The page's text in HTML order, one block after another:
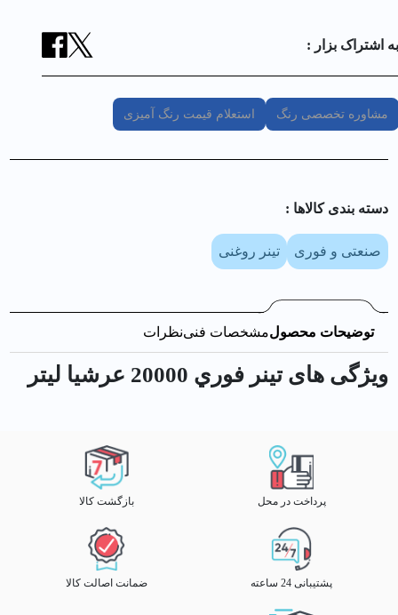
به اشتراک بزار :
مشاوره تخصصی رنگ استعلام قیمت رنگ آمیزی
دسته بندی کالا‌ها :
صنعتی و فوری تینر روغنی
توضیحات محصولمشخصات فنینظرات
ویژگی های تينر فوري 20000 عرشيا ليتر
پرداخت در محل بازگشت کالا
پشتیبانی 24 ساعته ضمانت اصالت کالا